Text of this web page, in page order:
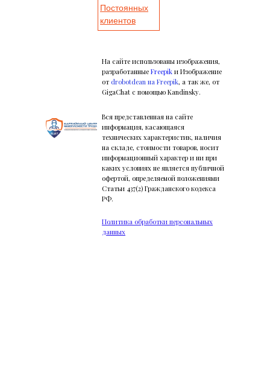
Вся представленная на сайте
информация, касающаяся
технических характеристик, наличия
на складе, стоимости товаров, носит
информационный характер и ни при
каких условиях не является публичной
офертой, определяемой положениями
Статьи 437(2) Гражданского кодекса
РФ.
Постоянных
клиентов
Политика обработки персональных
данных
На сайте использованы изображения,
разработанные Freepik и Изображение
от drobotdean на Freepik, а так же, от
GigaChat с помощью Kandinsky.